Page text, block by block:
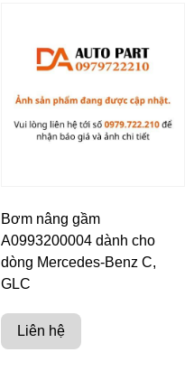
Bơm nâng gầm
A0993200004 dành cho
dòng Mercedes-Benz C,
GLC
Liên hệ